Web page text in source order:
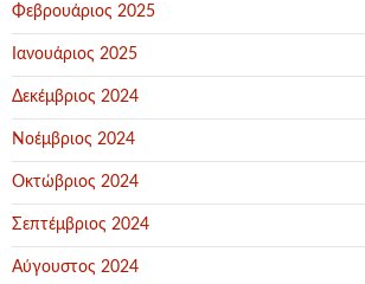
Φεβρουάριος 2025
Ιανουάριος 2025
Δεκέμβριος 2024
Νοέμβριος 2024
Οκτώβριος 2024
Σεπτέμβριος 2024
Αύγουστος 2024